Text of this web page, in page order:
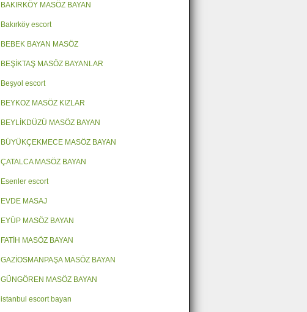
BAKIRKÖY MASÖZ BAYAN
Bakırköy escort
BEBEK BAYAN MASÖZ
BEŞİKTAŞ MASÖZ BAYANLAR
Beşyol escort
BEYKOZ MASÖZ KIZLAR
BEYLİKDÜZÜ MASÖZ BAYAN
BÜYÜKÇEKMECE MASÖZ BAYAN
ÇATALCA MASÖZ BAYAN
Esenler escort
EVDE MASAJ
EYÜP MASÖZ BAYAN
FATİH MASÖZ BAYAN
GAZİOSMANPAŞA MASÖZ BAYAN
GÜNGÖREN MASÖZ BAYAN
istanbul escort bayan